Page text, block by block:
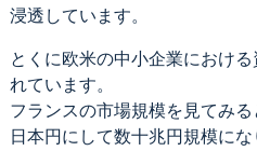
浸透しています。
とくに欧米の中小企業におけ
れています。
フランスの市場規模を見てみる
日本円にして数十兆円規模に